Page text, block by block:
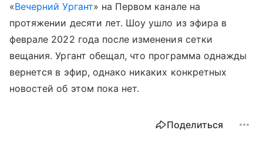
«Вечерний Ургант» на Первом канале на
протяжении десяти лет. Шоу ушло из эфира в
феврале 2022 года после изменения сетки
вещания. Ургант обещал, что программа однажды
вернется в эфир, однако никаких конкретных
новостей об этом пока нет.
Поделиться